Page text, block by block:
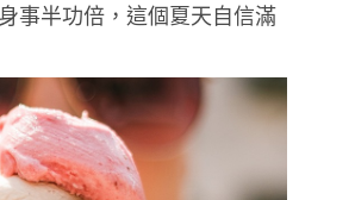
事半功倍，這個夏天自信滿